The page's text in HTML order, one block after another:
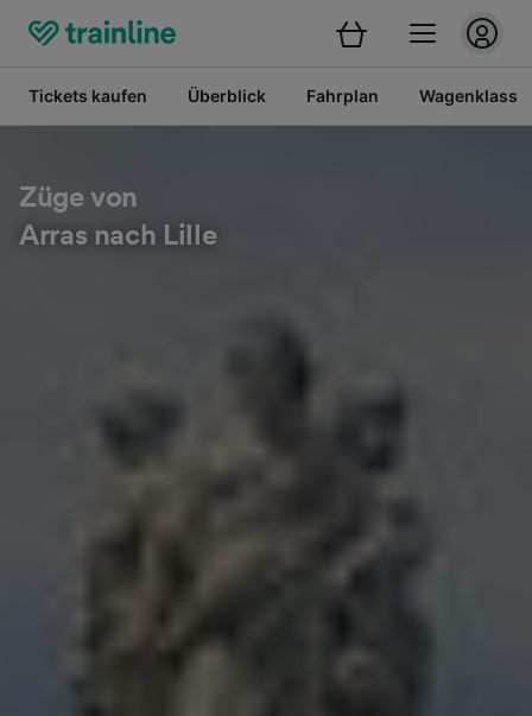
Tickets kaufen Überblick Fahrplan
Züge von
Arras nach Lille